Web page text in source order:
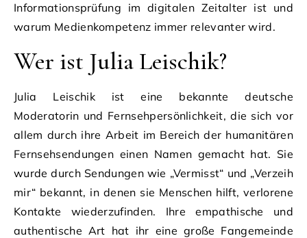
Informationsprüfung im digitalen Zeitalter ist und
warum Medienkompetenz immer relevanter wird.
Wer ist Julia Leischik?
Julia Leischik ist eine bekannte deutsche
Moderatorin und Fernsehpersönlichkeit, die sich vor
allem durch ihre Arbeit im Bereich der humanitären
Fernsehsendungen einen Namen gemacht hat. Sie
wurde durch Sendungen wie „Vermisst“ und „Verzeih
mir“ bekannt, in denen sie Menschen hilft, verlorene
Kontakte wiederzufinden. Ihre empathische und
authentische Art hat ihr eine große Fangemeinde